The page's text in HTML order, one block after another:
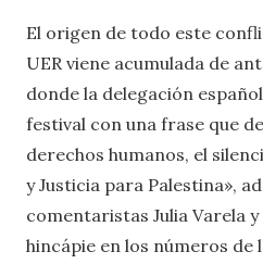
El origen de todo este
UER viene acumulada de
donde la delegación
festival con una frase que
derechos humanos, el
y Justicia para Palestina»,
comentaristas Julia Varela
hincápie en los números de